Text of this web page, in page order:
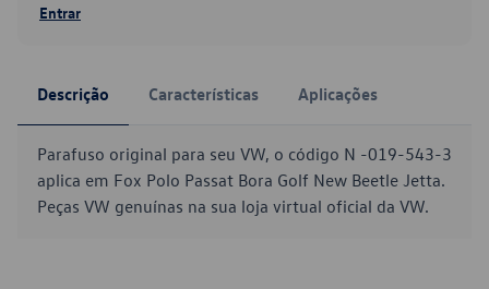
Entrar
Descrição Características Aplicações
Parafuso original para seu VW, o código N -019-543-3
aplica em Fox Polo Passat Bora Golf New Beetle Jetta.
Peças VW genuínas na sua loja virtual oficial da VW.